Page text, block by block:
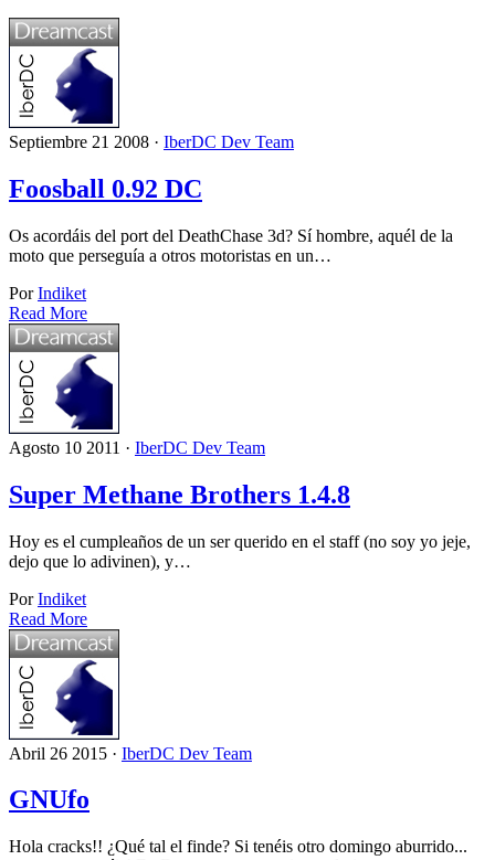
Septiembre 21 2008 · IberDC Dev Team
Foosball 0.92 DC
Os acordáis del port del DeathChase 3d? Sí hombre, aquél de la
moto que perseguía a otros motoristas en un…
PorIndiket
Read More
Agosto 10 2011 · IberDC Dev Team
Super Methane Brothers 1.4.8
Hoy es el cumpleaños de un ser querido en el staff (no soy yo jeje,
dejo que lo adivinen), y…
PorIndiket
Read More
Abril 26 2015 · IberDC Dev Team
GNUfo
Hola cracks!! ¿Qué tal el finde? Si tenéis otro domingo aburrido...